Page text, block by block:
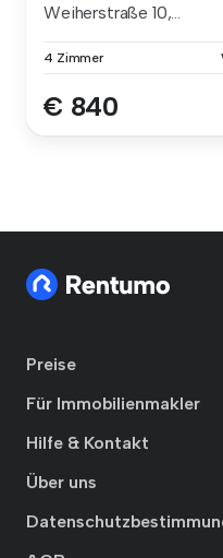
Weiherstraße 10,...
4 Zimmer
€ 840
Preise
Für Immobilienmakler
Hilfe & Kontakt
Über uns